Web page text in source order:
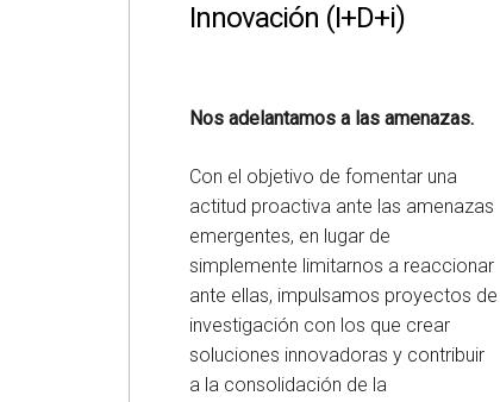
Innovación (I+D+i)
Nos adelantamos a las amenazas.
Con el objetivo de fomentar una
actitud proactiva ante las amenazas
emergentes, en lugar de
simplemente limitarnos a reaccionar
ante ellas, impulsamos proyectos de
investigación con los que crear
soluciones innovadoras y contribuir
a la consolidación de la